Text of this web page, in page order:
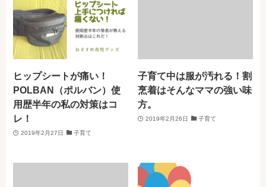
ヒップシートが痛い！
POLBAN（ポルバン）使
用歴半年の私の対策はコ
レ！
2019年2月27日 子育て
子育て中は服が汚れる！割
烹着はそんなママの強い味
方。
2019年2月26日 子育て